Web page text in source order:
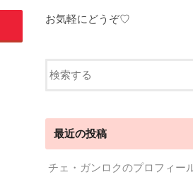
お気軽にどうぞ♡
最近の投稿
チェ・ガンロクのプロフィー